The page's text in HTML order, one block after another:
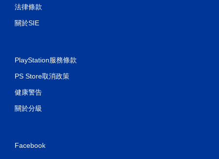
法律條款
關於SIE
PlayStation服務條款
PS Store取消政策
健康警告
關於分級
Facebook